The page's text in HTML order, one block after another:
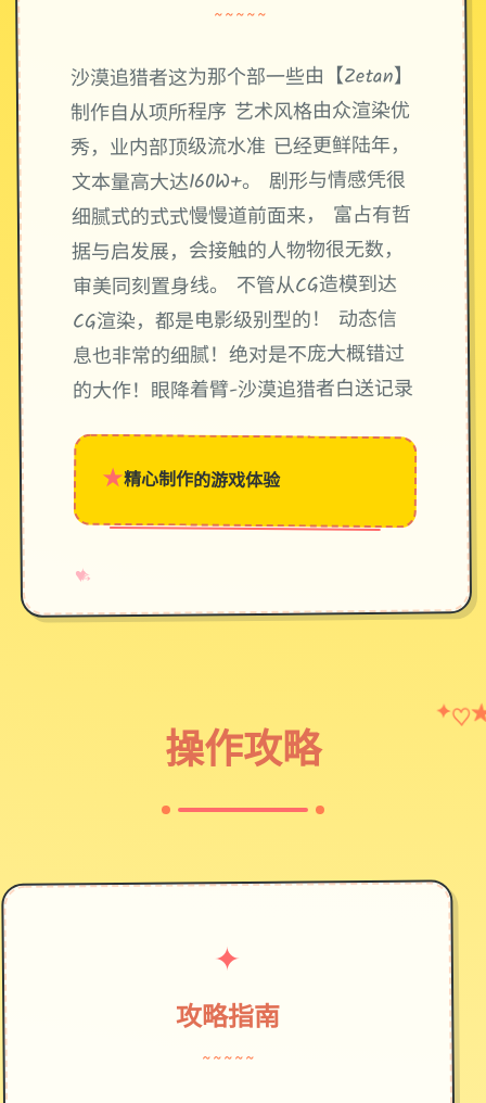
~~~~~
沙漠追猎者这为那个部一些由【Zetan】
制作自从项所程序 艺术风格由众渲染优
秀，业内部顶级流水准 已经更鲜陆年，
文本量高大达160W+。 剧形与情感凭很
细腻式的式式慢慢道前面来， 富占有哲
据与启发展，会接触的人物物很无数，
审美同刻置身线。 不管从CG造模到达
CG渲染，都是电影级别型的！ 动态信
息也非常的细腻！绝对是不庞大概错过
的大作！眼降着臂-沙漠追猎者白送记录
★精心制作的游戏体验
♥
✧
→
操作攻略
✦ ♡
✦
攻略指南
~~~~~